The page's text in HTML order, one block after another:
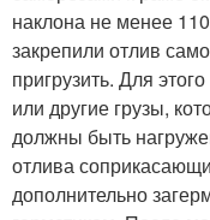
наклона не менее
закрепили отлив
пригрузить. Для
или другие грузы,
должны быть
отлива
дополнительно